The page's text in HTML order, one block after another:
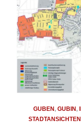
GUBEN ,GUBIN ,
STADTANSICHTEN